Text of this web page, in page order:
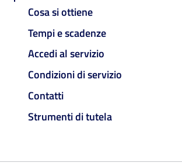
Cosa si ottiene
Tempi e scadenze
Accedi al servizio
Condizioni di servizio
Contatti
Strumenti di tutela